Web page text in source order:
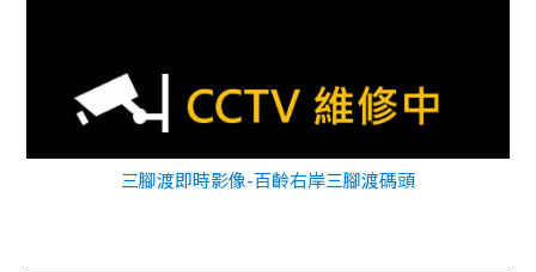
三腳渡即時影像-百齡右岸三腳渡碼頭